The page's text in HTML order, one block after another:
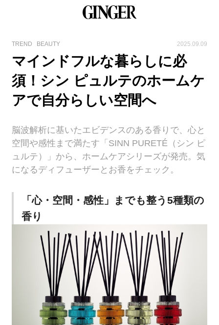
TREND BEAUTY 2025.09.09
マインドフルな暮らしに必
須！シン ピュルテのホームケ
アで自分らしい空間へ
脳波解析に基いたエビデンスのある香りで、心と
空間や感性まで満たす「SINN PURETÉ（シン ピ
ュルテ）」から、ホームケアシリーズが発売。気
になるディフューザーとお香をチェック。
「心・空間・感性」までも整う5種類の
香り